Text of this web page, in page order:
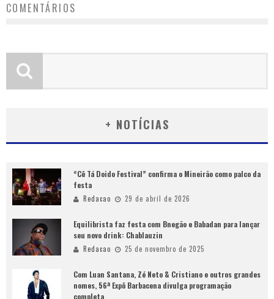
COMENTÁRIOS
+ NOTÍCIAS
“Cê Tá Doido Festival” confirma o Mineirão como palco da
festa
Redacao 29 de abril de 2026
Equilibrista faz festa com Bnegão e Babadan para lançar
seu novo drink: Chablauzin
Redacao 25 de novembro de 2025
Com Luan Santana, Zé Neto & Cristiano e outros grandes
nomes, 56ª Expô Barbacena divulga programação
completa